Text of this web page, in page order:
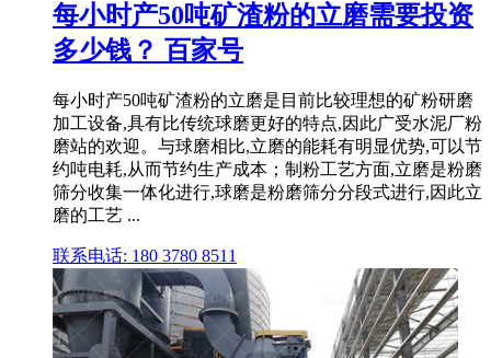
每小时产50吨矿渣粉的立磨需要投资
多少钱？ 百家号
每小时产50吨矿渣粉的立磨是目前比较理想的矿粉研磨
加工设备,具有比传统球磨更好的特点,因此广受水泥厂粉
磨站的欢迎。与球磨相比,立磨的能耗有明显优势,可以节
约吨电耗,从而节约生产成本；制粉工艺方面,立磨是粉磨
筛分收集一体化进行,球磨是粉磨筛分分段式进行,因此立
磨的工艺 ...
联系电话: 180 3780 8511